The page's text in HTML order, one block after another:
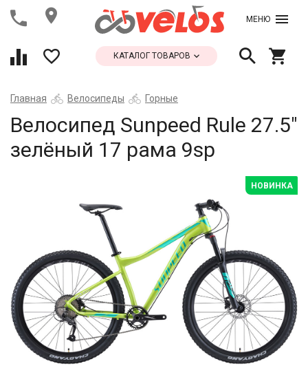
МЕНЮ
КАТАЛОГ ТОВАРОВ
Главная Велосипеды Горные
Велосипед Sunpeed Rule 27.5"
зелёный 17 рама 9sp
НОВИНКА